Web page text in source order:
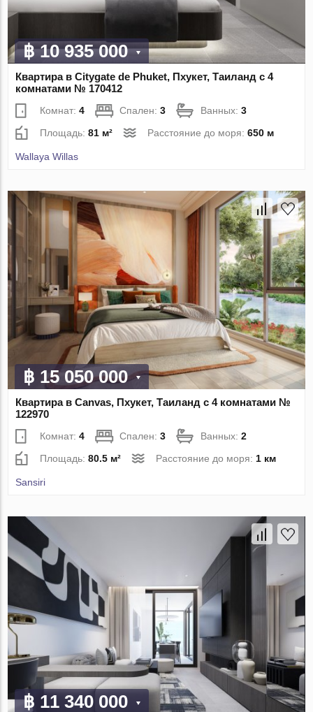
฿ 10 935 000
Квартира в Citygate de Phuket, Пхукет, Таиланд с 4
комнатами № 170412
Комнат:4 Спален:3 Ванных:3
Площадь:81 м² Расстояние до моря:650 м
Wallaya Willas
฿ 15 050 000
Квартира в Canvas, Пхукет, Таиланд с 4 комнатами №
122970
Комнат:4 Спален:3 Ванных:2
Площадь:80.5 м² Расстояние до моря: 1 км
Sansiri
฿ 11 340 000